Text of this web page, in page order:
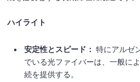
ハイライト
安定性とスピード： 特にアルゼ
でいる光ファイバーは、一般に
続を提供する。